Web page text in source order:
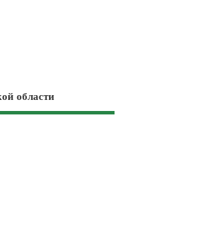
области